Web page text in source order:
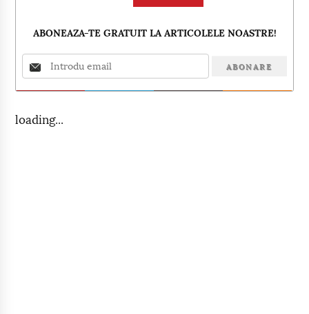
ABONEAZA-TE GRATUIT LA ARTICOLELE NOASTRE!
loading...